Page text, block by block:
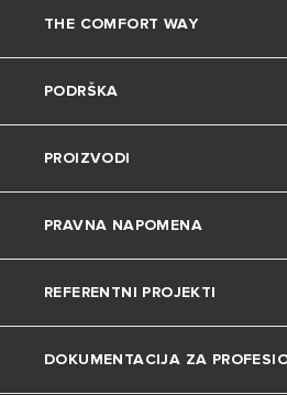
O nama
Grupa
Karijera
THE COMFORT WAY
Okoliš
Savjeti i trikovi
Uređenje doma
PODRŠKA
Kontakt
Česta pitanja
Katalozi i dokumentacija
PROIZVODI
Grijalice vode
Dizalice topline
Plinski bojleri
PRAVNA NAPOMENA
Privatnost
Kolačići
REFERENTNI PROJEKTI
Projekti
DOKUMENTACIJA ZA